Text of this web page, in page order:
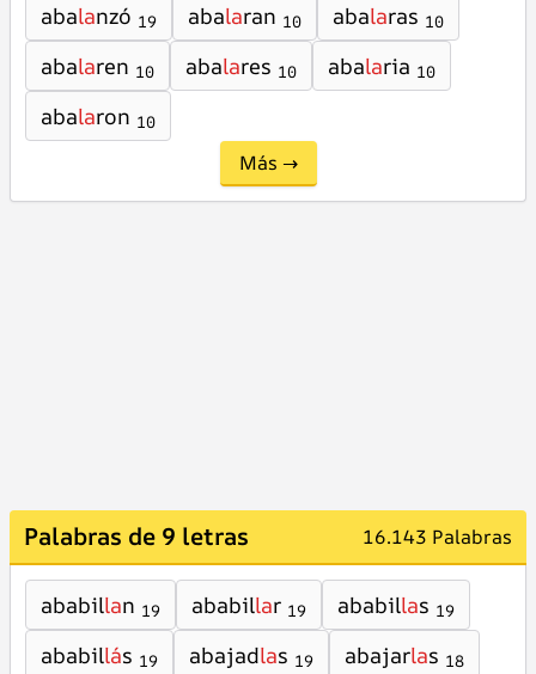
abalanzó 19 abalaran 10 abalaras 10
abalaren 10 abalares 10 abalaria 10
abalaron 10
Más →
Palabras de 9 letras 16.143 Palabras
ababillan 19 ababillar 19 ababillas 19
ababillás 19 abajadlas 19 abajarlas 18